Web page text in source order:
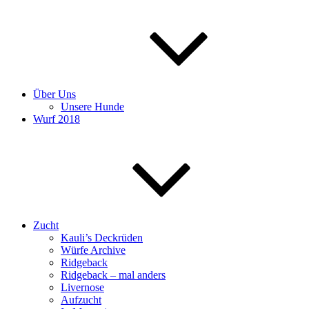
Über Uns
Unsere Hunde
Wurf 2018
Zucht
Kauli’s Deckrüden
Würfe Archive
Ridgeback
Ridgeback – mal anders
Livernose
Aufzucht